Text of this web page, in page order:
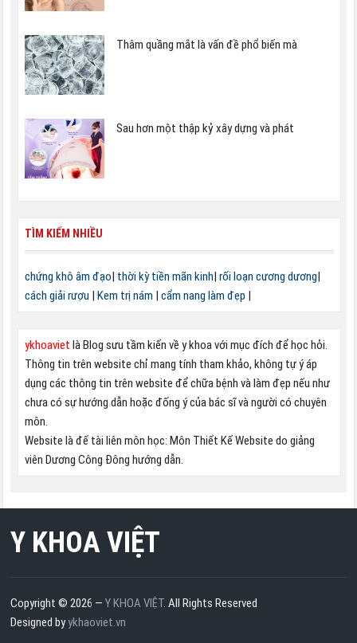
Thâm quầng mắt là vấn đề phổ biến mà
Sau hơn một thập kỷ xây dựng và phát
TÌM KIẾM NHIỀU
chứng khô âm đạo| thời kỳ tiền mãn kinh| rối loạn cương dương|
cách giải rượu | Kem trị nám | cẩm nang làm đẹp |
ykhoaviet là Blog sưu tầm kiến về y khoa với mục đích để học hỏi.
Thông tin trên website chỉ mang tính tham khảo, không tự ý áp
dụng các thông tin trên website để chữa bệnh và làm đẹp nếu như
chưa có sự hướng dẫn hoặc đống ý của bác sĩ và người có chuyên
môn.
Website là đế tài liên môn học: Môn Thiết Kế Website do giảng
viên Dương Công Đông hướng dẫn.
Y KHOA VIỆT
Copyright © 2026 —Y KHOA VIỆT. All Rights Reserved
Designed byykhaoviet.vn